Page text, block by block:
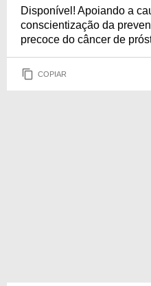
cuidado
Disponível! Apoiando a
conscientização da
precoce do câncer de
COPIAR